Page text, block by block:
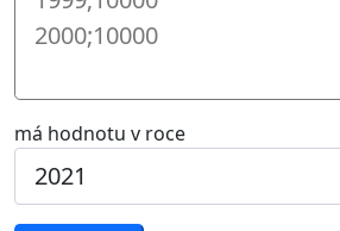
má hodnotu v roce